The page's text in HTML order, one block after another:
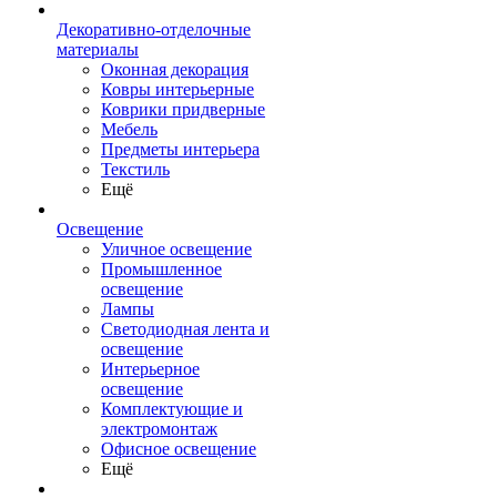
Декоративно-отделочные
материалы
Оконная декорация
Ковры интерьерные
Коврики придверные
Мебель
Предметы интерьера
Текстиль
Ещё
Освещение
Уличное освещение
Промышленное
освещение
Лампы
Светодиодная лента и
освещение
Интерьерное
освещение
Комплектующие и
электромонтаж
Офисное освещение
Ещё